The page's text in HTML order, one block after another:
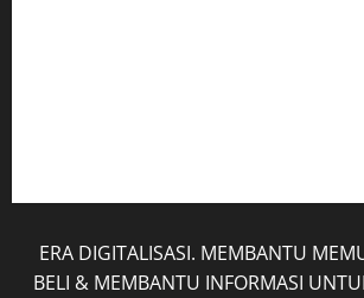
ERA DIGITALISASI. MEMBANTU
BELI & MEMBANTU INFORMASI